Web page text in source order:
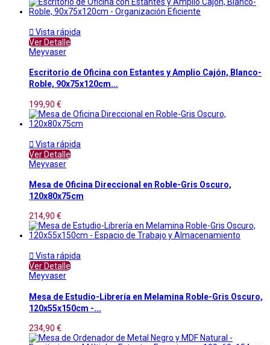
 Vista rápida
Ver Detalle
Meyvaser
Escritorio de Oficina con Estantes y Amplio Cajón, Blanco-
Roble, 90x75x120cm...
199,90 €
 Vista rápida
Ver Detalle
Meyvaser
Mesa de Oficina Direccional en Roble-Gris Oscuro,
120x80x75cm
214,90 €
 Vista rápida
Ver Detalle
Meyvaser
Mesa de Estudio-Librería en Melamina Roble-Gris Oscuro,
120x55x150cm -...
234,90 €